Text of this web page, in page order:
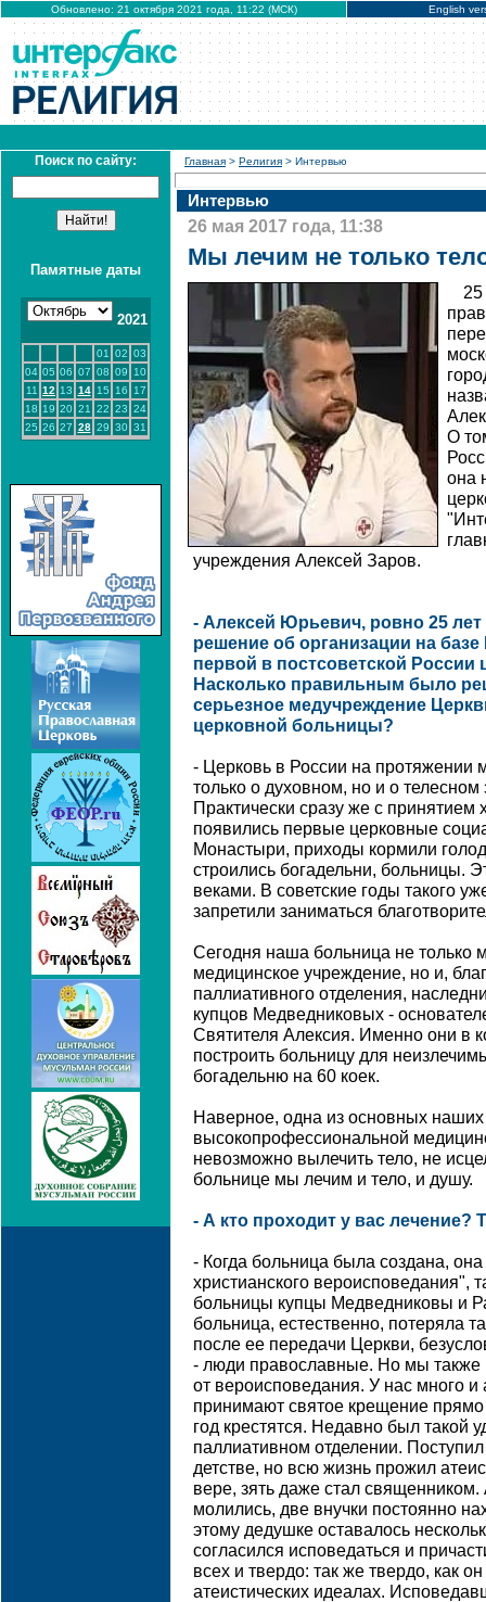
Обновлено: 21 октября 2021 года, 11:22 (МСК) English
Поиск по сайту:
Памятные даты
2021
01 02 03
04 05 06 07 08 09
10
11 12 13 14 15 16
17
18 19 20 21 22 23 24
25 26 27 28 29 30 31
Главная > Религия > Интервью
Интервью
26 мая 2017 года, 11:38
Мы лечим не только
25
О
она
учреждения Алексей Заров.
- Алексей Юрьевич, ровно 25
решение об организации на
первой в постсоветской России
Насколько правильным было
серьезное медучреждение
церковной больницы?
- Церковь в России на протяжении
только о духовном, но и о телесном
Практически сразу же с принятием
появились первые церковные
Монастыри, приходы кормили
строились богадельни, больницы.
веками. В советские годы такого
запретили заниматься
Сегодня наша больница не только
медицинское учреждение, но и,
паллиативного отделения,
купцов Медведниковых -
Святителя Алексия. Именно они в
построить больницу для
богадельню на 60 коек.
Наверное, одна из основных наших
высокопрофессиональной
невозможно вылечить тело, не
больнице мы лечим и тело, и душу.
- А кто проходит у вас лечение?
- Когда больница была создана,
христианского вероисповедания",
больницы купцы Медведниковы и
больница, естественно, потеряла
после ее передачи Церкви,
- люди православные. Но мы также
от вероисповедания. У нас много и
принимают святое крещение прямо
год крестятся. Недавно был такой
паллиативном отделении.
детстве, но всю жизнь прожил
вере, зять даже стал священником.
молились, две внучки постоянно
этому дедушке оставалось
согласился исповедаться и
всех и твердо: так же твердо, как
атеистических идеалах.